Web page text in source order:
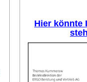
Hier könnte